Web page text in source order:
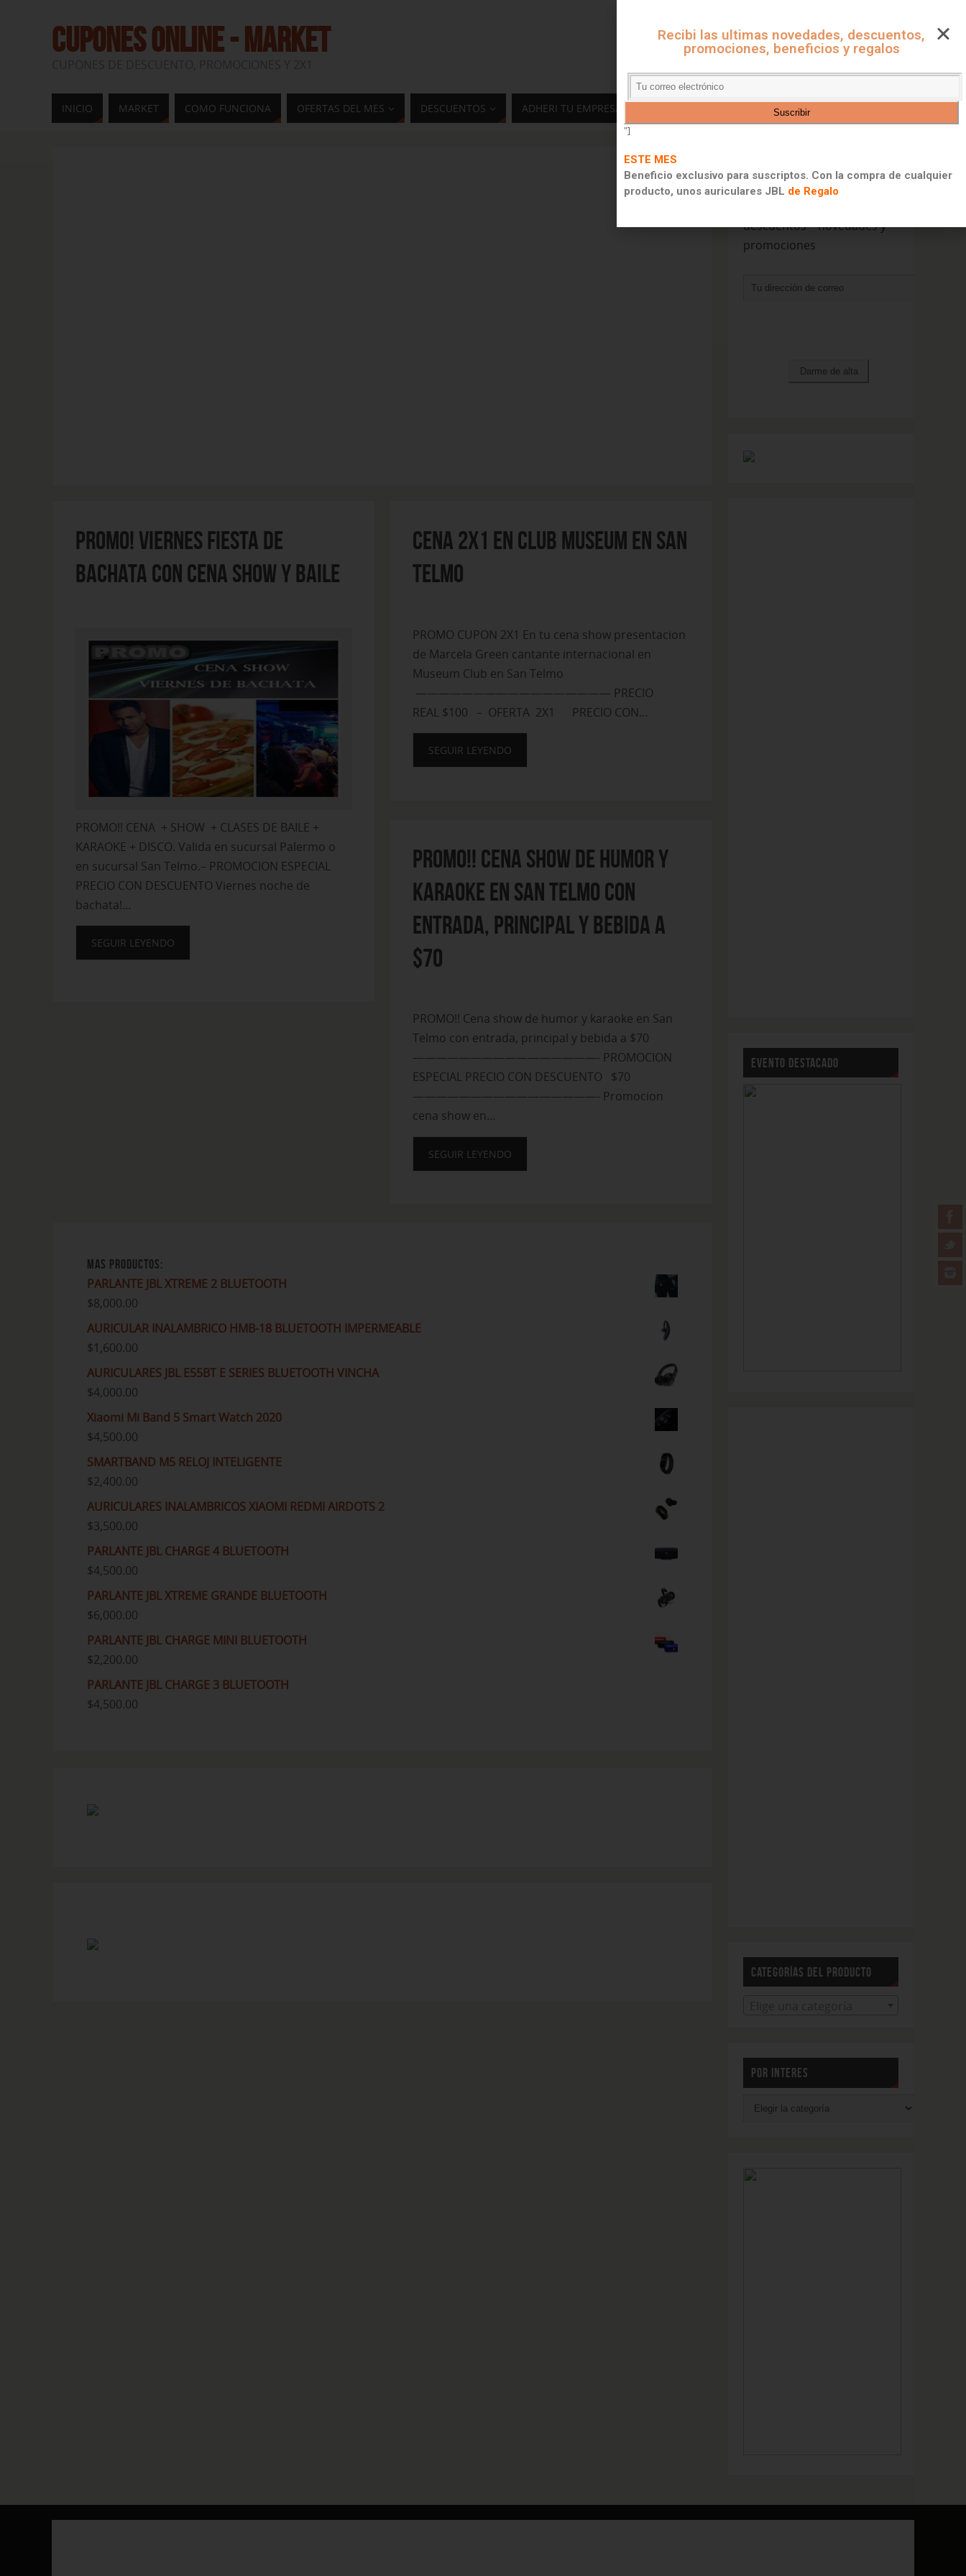
CUPONES ONLINE - MARKET
INICIO MARKET COMO FUNCIONA OFERTAS DEL MES DESCUENTOS ADHERI TU EMPRESA
PROMO! VIERNES FIESTA DE
BACHATA CON CENA SHOW Y BAILE
PROMO!! CENA + SHOW + CLASES DE BAILE +
KARAOKE + DISCO. Valida en sucursal Palermo o
en sucursal San Telmo.– PROMOCION ESPECIAL
PRECIO CON DESCUENTO Viernes noche de
bachata!…
SEGUIR LEYENDO
CENA 2X1 EN CLUB MUSEUM EN SAN
TELMO
PROMO CUPON 2X1 En tu cena show presentacion
de Marcela Green cantante internacional en
Museum Club en San Telmo
————————————————— PRECIO
REAL $100 – OFERTA 2X1 PRECIO CON…
SEGUIR LEYENDO
PROMO!! Cena show de humor y
karaoke en San Telmo con
entrada, principal y bebida a
$70
PROMO!! Cena show de humor y karaoke en San
Telmo con entrada, principal y bebida a $70
————————————————- PROMOCION
ESPECIAL PRECIO CON DESCUENTO $70
————————————————- Promocion
cena show en…
SEGUIR LEYENDO
MAS PRODUCTOS:
PARLANTE JBL XTREME 2 BLUETOOTH
$8,000.00
AURICULAR INALAMBRICO HMB-18 BLUETOOTH IMPERMEABLE
$1,600.00
AURICULARES JBL E55BT E SERIES BLUETOOTH VINCHA
$4,000.00
Xiaomi Mi Band 5 Smart Watch 2020
$4,500.00
SMARTBAND M5 RELOJ INTELIGENTE
$2,400.00
AURICULARES INALAMBRICOS XIAOMI REDMI AIRDOTS 2
$3,500.00
PARLANTE JBL CHARGE 4 BLUETOOTH
$4,500.00
PARLANTE JBL XTREME GRANDE BLUETOOTH
$6,000.00
PARLANTE JBL CHARGE MINI BLUETOOTH
$2,200.00
PARLANTE JBL CHARGE 3 BLUETOOTH
$4,500.00
RECIBIR INFORMACION
descuentos – novedades y
promociones
EVENTO DESTACADO
CATEGORÍAS DEL PRODUCTO
POR INTERES
Recibi las ultimas novedades, descuentos,
promociones, beneficios y regalos
"]
ESTE MES
Beneficio exclusivo para suscriptos. Con la compra de cualquier
producto, unos auriculares JBL de Regalo